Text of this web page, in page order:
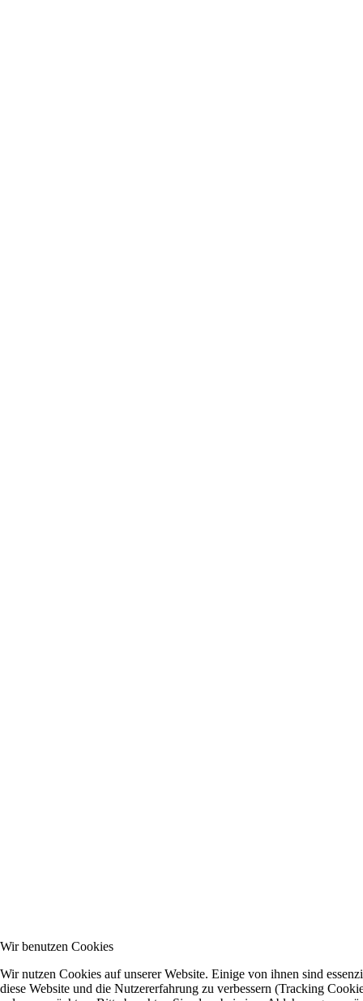
Wir benutzen Cookies
Wir nutzen Cookies auf unserer Website. Einige von ihnen sind
diese Website und die Nutzererfahrung zu verbessern (Tracking